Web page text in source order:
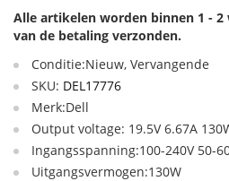
Alle artikelen worden binnen 1 -
van de betaling verzonden.
Conditie:Nieuw, Vervangende
SKU: DEL17776
Merk:Dell
Output voltage: 19.5V 6.67A
Ingangsspanning:100-240V 50-
Uitgangsvermogen:130W